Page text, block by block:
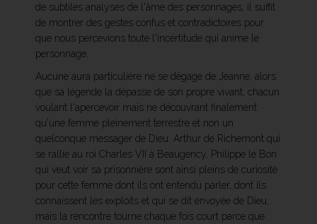
de subtiles analyses de l'âme des personnages, il suffit
de montrer des gestes confus et contradictoires pour
que nous percevions toute l'incertitude qui anime le
personnage.
Aucune aura particulière ne se dégage de Jeanne, alors
que sa légende la dépasse de son propre vivant, chacun
voulant l'apercevoir mais ne découvrant finalement
qu'une femme pleinement terrestre et non un
quelconque messager de Dieu: Arthur de Richemont qui
se rallie au roi Charles VII à Beaugency, Philippe le Bon
qui veut voir sa prisonnière sont ainsi pleins de curiosité
pour cette femme dont ils ont entendu parler, dont ils
connaissent les exploits et qui se dit envoyée de Dieu,
mais la rencontre tourne chaque fois court parce que